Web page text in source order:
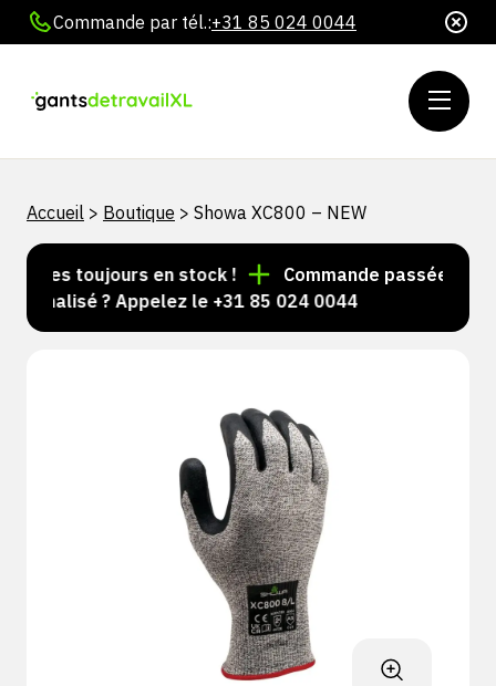
Commande par tél.:+31 85 024 0044
Accueil > Boutique > Showa XC800 – NEW
toujours en stock !
Commande passée avant
? Appelez le +31 85 024 0044